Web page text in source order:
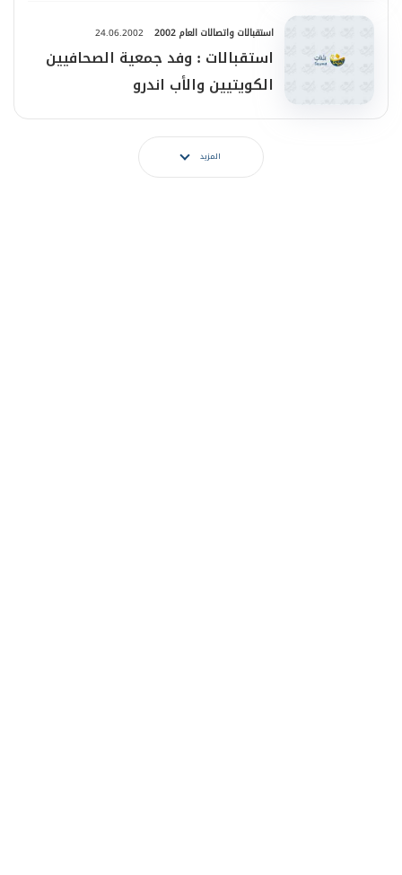
استقبالات واتصالات العام 2002 24.06.2002
استقبالات : وفد جمعية الصحافيين
الكويتيين والأب اندرو
المزيد